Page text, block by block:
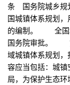
条 国务院城乡规
国城镇体系规划
的编制。 全国城
国务院审批。
域城镇体系规划
容应当包括：城
局，为保护生态